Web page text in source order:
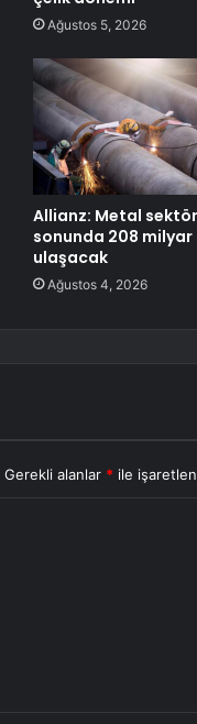
Ağustos 5, 2026
Allianz: Metal
sonunda 208
ulaşacak
Ağustos 4, 2026
Gerekli alanlar * ile